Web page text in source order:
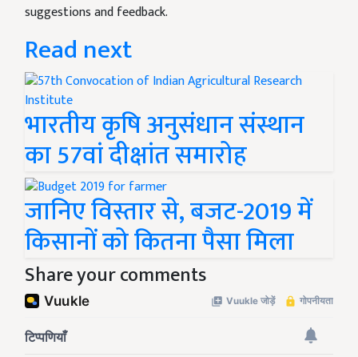
suggestions and feedback.
Read next
भारतीय कृषि अनुसंधान संस्थान
का 57वां दीक्षांत समारोह
जानिए विस्तार से, बजट-2019 में
किसानों को कितना पैसा मिला
Share your comments